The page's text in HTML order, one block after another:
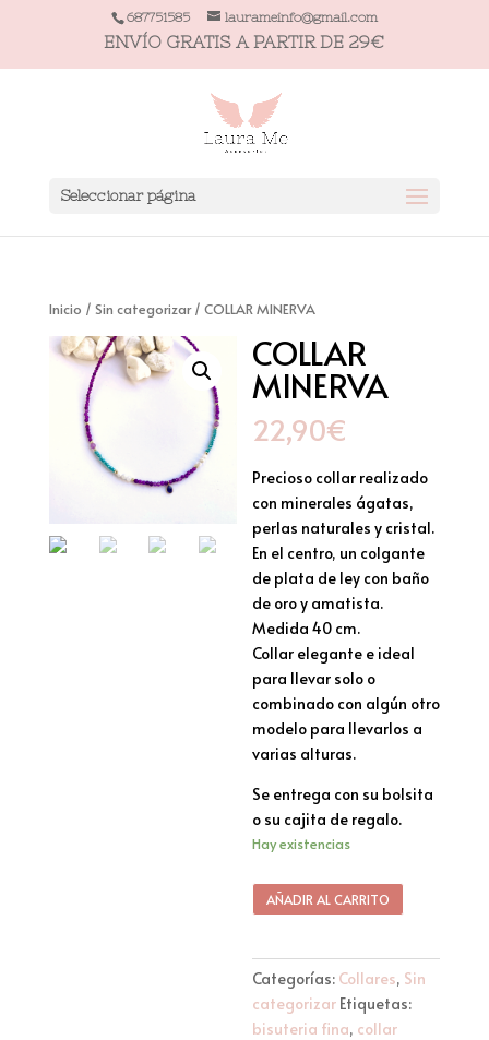
687751585 laurameinfo@gmail.com
ENVÍO GRATIS A PARTIR DE 29€
Seleccionar página
Inicio / Sin categorizar/ COLLAR MINERVA
COLLAR
MINERVA
22,90€
Precioso collar realizado
con minerales ágatas,
perlas naturales y cristal.
En el centro, un colgante
de plata de ley con baño
de oro y amatista.
Medida 40 cm.
Collar elegante e ideal
para llevar solo o
combinado con algún otro
modelo para llevarlos a
varias alturas.
Se entrega con su bolsita
o su cajita de regalo.
Hay existencias
AÑADIR AL CARRITO
Categorías: Collares, Sin
categorizar Etiquetas:
bisuteria fina, collar